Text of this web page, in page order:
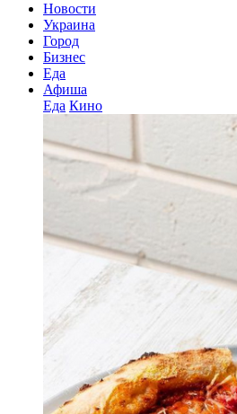
Новости
Украина
Город
Бизнес
Еда
Афиша
Еда Кино